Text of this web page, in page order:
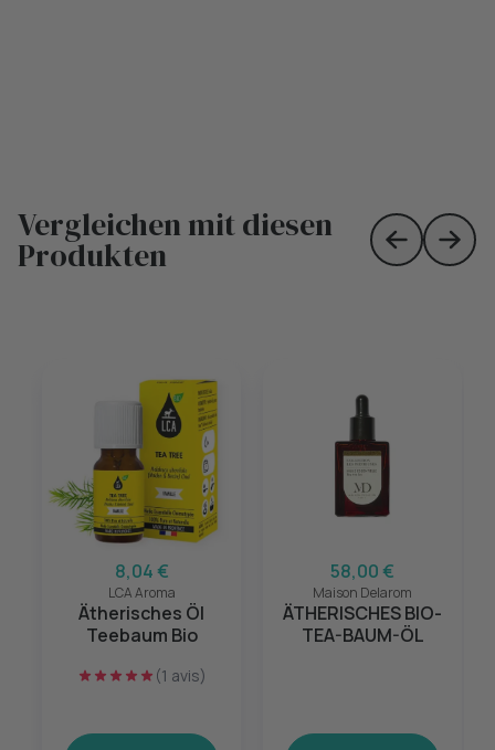
Vergleichen mit diesen
Produkten Skip toSkip
8,04 €
LCA Aroma
Ätherisches Öl
Teebaum Bio
(1 avis)
58,00 €
Maison Delarom
ÄTHERISCHES BIO-
TEA-BAUM-ÖL